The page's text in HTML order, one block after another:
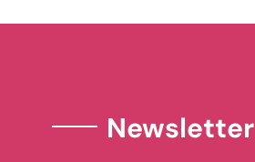
Newsletter